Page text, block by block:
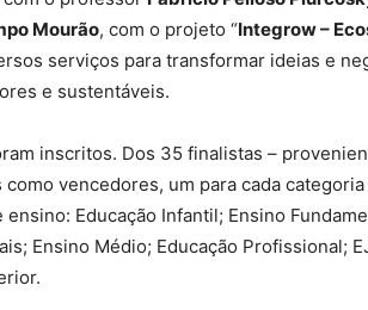
Mourão, com o projeto “Integrow –
serviços para transformar ideias e
e sustentáveis.
inscritos. Dos 35 finalistas –
vencedores, um para cada categoria
Educação Infantil; Ensino
Ensino Médio; Educação Profissional;